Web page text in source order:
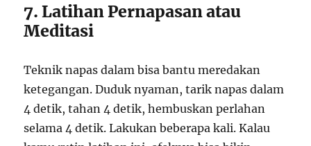
7. Latihan Pernapasan atau
Meditasi
Teknik napas dalam bisa bantu meredakan
ketegangan. Duduk nyaman, tarik napas dalam
4 detik, tahan 4 detik, hembuskan perlahan
selama 4 detik. Lakukan beberapa kali. Kalau